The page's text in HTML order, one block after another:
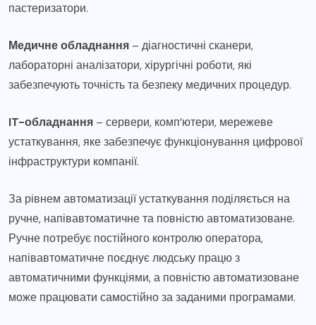
пастеризатори.
Медичне обладнання – діагностичні сканери,
лабораторні аналізатори, хірургічні роботи, які
забезпечують точність та безпеку медичних процедур.
IT-обладнання – сервери, комп’ютери, мережеве
устаткування, яке забезпечує функціонування цифрової
інфраструктури компанії.
За рівнем автоматизації устаткування поділяється на
ручне, напівавтоматичне та повністю автоматизоване.
Ручне потребує постійного контролю оператора,
напівавтоматичне поєднує людську працю з
автоматичними функціями, а повністю автоматизоване
може працювати самостійно за заданими програмами.